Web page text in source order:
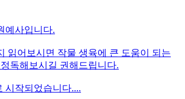
예사입니다.
읽어보시면 작물 생육에 큰 도움이 되는
독해보시길 권해드립니다.
시작되었습니다....